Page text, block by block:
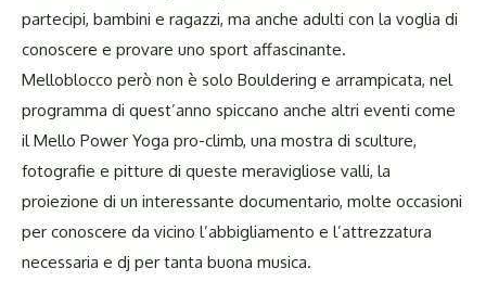
partecipi, bambini e ragazzi, ma anche adulti con la voglia di
conoscere e provare uno sport affascinante.
Melloblocco però non è solo Bouldering e arrampicata, nel
programma di quest’anno spiccano anche altri eventi come
il Mello Power Yoga pro-climb, una mostra di sculture,
fotografie e pitture di queste meravigliose valli, la
proiezione di un interessante documentario, molte occasioni
per conoscere da vicino l’abbigliamento e l’attrezzatura
necessaria e dj per tanta buona musica.